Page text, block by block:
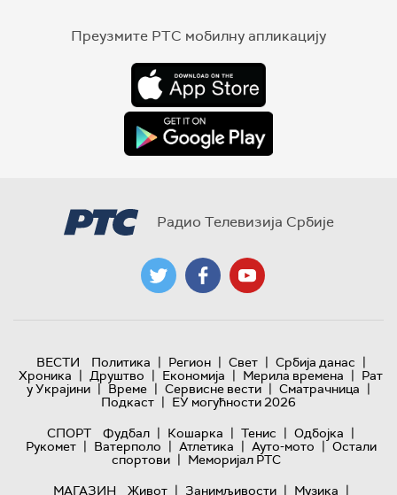
Преузмите РТС мобилну апликацију
Радио Телевизија Србије
ВЕСТИ Политика | Регион | Свет | Србија данас |
Хроника | Друштво | Економија | Мерила времена | Рат
у Украјини | Време | Сервисне вести | Сматрачница |
Подкаст | ЕУ могућности 2026
СПОРТ
Фудбал | Кошарка | Тенис | Одбојка |
Рукомет | Ватерполо | Атлетика | Ауто-мото | Остали
спортови | Меморијал РТС
МАГАЗИН
Живот | Занимљивости | Музика |